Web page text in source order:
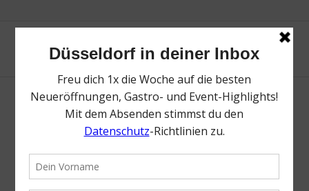
Tonkatsu Gonta | Top Spots in Little Tokyo